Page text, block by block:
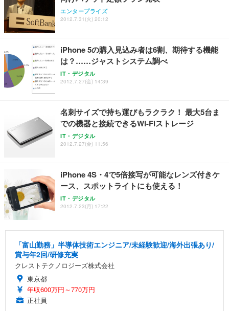
エンタープライズ
2012.7.31(火) 20:12
iPhone 5の購入見込み者は6割、期待する機能
は？……ジャストシステム調べ
IT・デジタル
2012.7.27(金) 14:39
名刺サイズで持ち運びもラクラク！ 最大5台ま
での機器と接続できるWi-Fiストレージ
IT・デジタル
2012.7.27(金) 11:56
iPhone 4S・4で5倍接写が可能なレンズ付きケ
ース、スポットライトにも使える！
IT・デジタル
2012.7.23(月) 17:22
「富山勤務」半導体技術エンジニア/未経験歓迎/海外出張あり/
賞与年2回/研修充実
クレストテクノロジーズ株式会社
東京都
年収600万円～770万円
正社員